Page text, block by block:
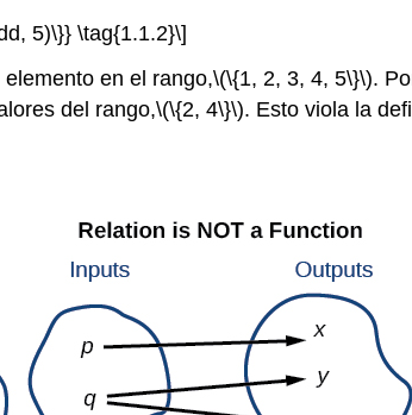
5)\}} \tag{1.1.2}\]
en el rango,\(\{1, 2, 3, 4, 5\}\).
del rango,\(\{2, 4\}\). Esto viola la